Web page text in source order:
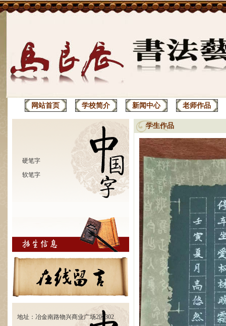
网站首页 学校简介 新闻中心 老师作品
硬笔字
软笔字
地址：冶金南路物兴商业广场2区302
学生作品